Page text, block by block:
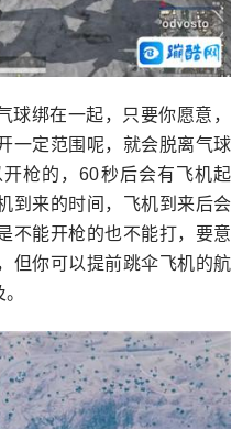
球绑在一起，只要你愿意，
一定范围呢，就会脱离气球
枪的，60秒后会有飞机起
到来的时间，飞机到来后会
不能开枪的也不能打，要意
但你可以提前跳伞飞机的航